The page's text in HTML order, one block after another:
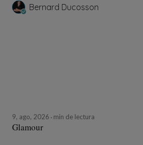
Bernard Ducosson
9, ago, 2026 min de lectura
Glamour